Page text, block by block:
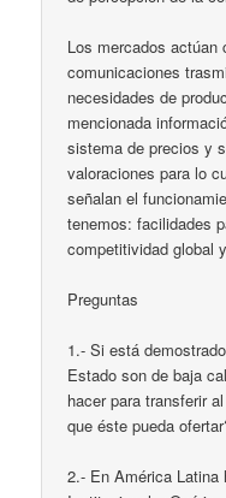
Los mercados actúan
comunicaciones
necesidades de
mencionada
sistema de precios y
valoraciones para lo
señalan el
tenemos: facilidades
competitividad global
Preguntas
1.- Si está
Estado son de baja
hacer para transferir
que éste pueda
2.- En América